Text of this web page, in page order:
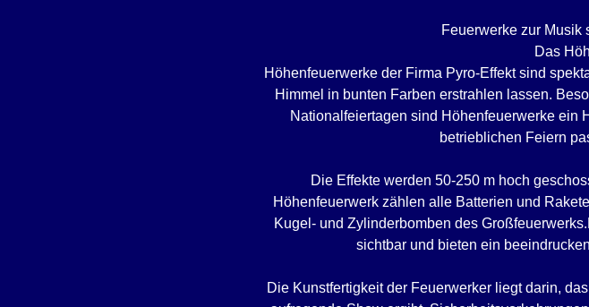
Feuerwerke zur Musik
Das
Höhenfeuerwerke der Firma Pyro-Effekt sind
Himmel in bunten Farben erstrahlen lassen.
Nationalfeiertagen sind Höhenfeuerwerke ein
betrieblichen Feiern
Die Effekte werden 50-250 m hoch
Höhenfeuerwerk zählen alle Batterien und
Kugel- und Zylinderbomben des
sichtbar und bieten ein
Die Kunstfertigkeit der Feuerwerker liegt darin,